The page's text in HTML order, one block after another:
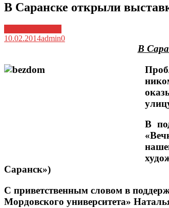
В Саранске открыли
10.02.2014admin0
В
В
Саранск»)
С приветственным словом в
Мордовского университета»